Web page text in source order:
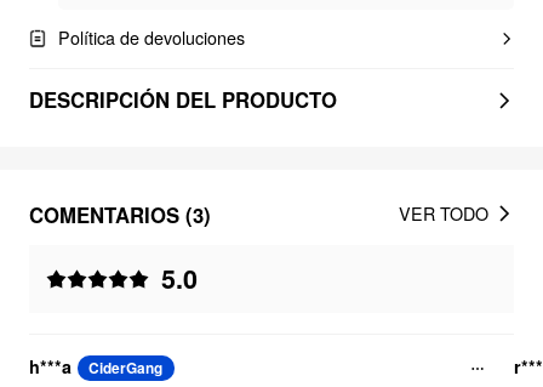
Política de devoluciones
DESCRIPCIÓN DEL PRODUCTO
COMENTARIOS (3)
5.0
VER TODO
h***a CiderGang